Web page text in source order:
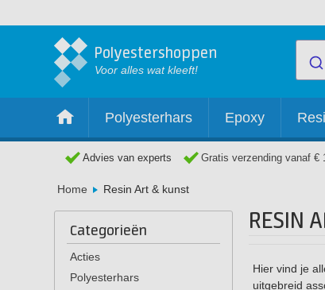
Polyestershoppen
Voor alles wat kleeft!
Polyesterhars Epoxy
Advies van experts Gratis verzending vanaf €
Home Resin Art & kunst
Categorieën
Acties
Polyesterhars
RESIN
Hier vind je
uitgebreid